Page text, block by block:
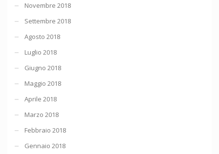
Novembre 2018
Settembre 2018
Agosto 2018
Luglio 2018
Giugno 2018
Maggio 2018
Aprile 2018
Marzo 2018
Febbraio 2018
Gennaio 2018